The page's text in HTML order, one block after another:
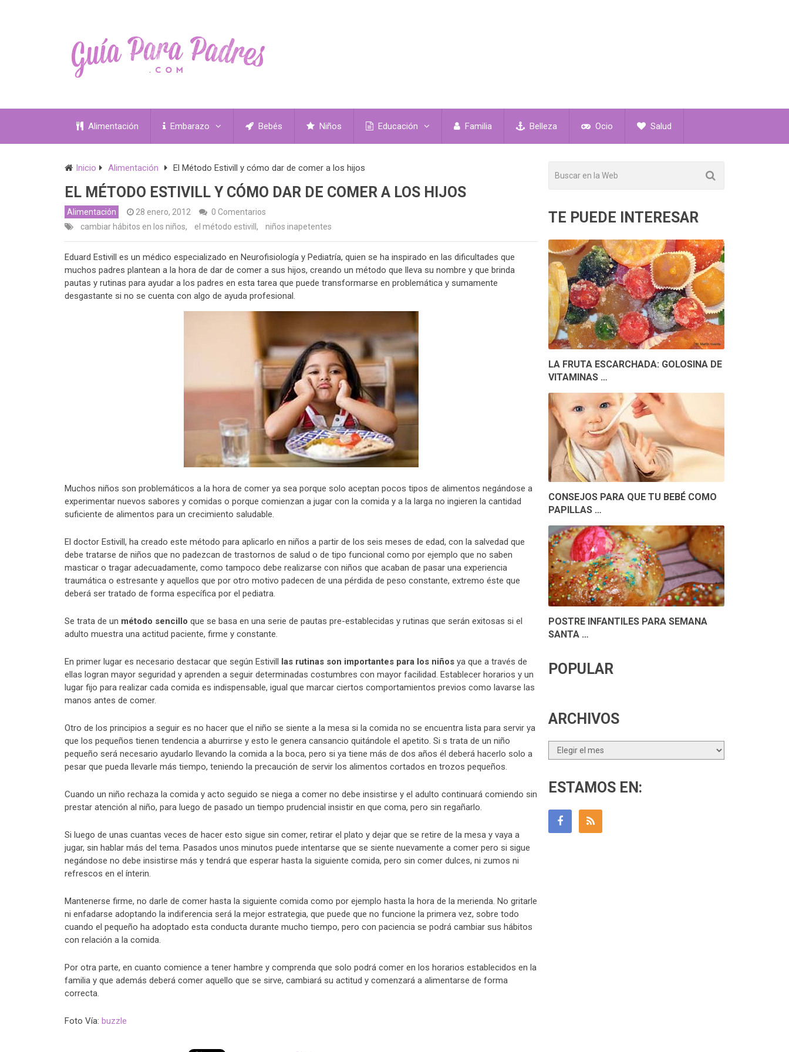
Alimentación Embarazo Bebés Niños Educación Familia Belleza Ocio Salud
Inicio Alimentación El Método Estivill y cómo dar de comer a los hijos
EL MÉTODO ESTIVILL Y CÓMO DAR DE COMER A LOS HIJOS
Alimentación 28 enero, 2012
0 Comentarios
cambiar hábitos en los niños, el método estivill , niños inapetentes
Eduard Estivill es un médico especializado en Neurofisiología y Pediatría, quien se ha inspirado en las dificultades que
muchos padres plantean a la hora de dar de comer a sus hijos, creando un método que lleva su nombre y que brinda
pautas y rutinas para ayudar a los padres en esta tarea que puede transformarse en problemática y sumamente
desgastante si no se cuenta con algo de ayuda profesional.
Muchos niños son problemáticos a la hora de comer ya sea porque solo aceptan pocos tipos de alimentos negándose a
experimentar nuevos sabores y comidas o porque comienzan a jugar con la comida y a la larga no ingieren la cantidad
suficiente de alimentos para un crecimiento saludable.
El doctor Estivill, ha creado este método para aplicarlo en niños a partir de los seis meses de edad, con la salvedad que
debe tratarse de niños que no padezcan de trastornos de salud o de tipo funcional como por ejemplo que no saben
masticar o tragar adecuadamente, como tampoco debe realizarse con niños que acaban de pasar una experiencia
traumática o estresante y aquellos que por otro motivo padecen de una pérdida de peso constante, extremo éste que
deberá ser tratado de forma específica por el pediatra.
Se trata de un método sencillo que se basa en una serie de pautas pre-establecidas y rutinas que serán exitosas si el
adulto muestra una actitud paciente, firme y constante.
En primer lugar es necesario destacar que según Estivill las rutinas son importantes para los niños ya que a través de
ellas logran mayor seguridad y aprenden a seguir determinadas costumbres con mayor facilidad. Establecer horarios y un
lugar fijo para realizar cada comida es indispensable, igual que marcar ciertos comportamientos previos como lavarse las
manos antes de comer.
Otro de los principios a seguir es no hacer que el niño se siente a la mesa si la comida no se encuentra lista para servir ya
que los pequeños tienen tendencia a aburrirse y esto le genera cansancio quitándole el apetito. Si s trata de un niño
pequeño será necesario ayudarlo llevando la comida a la boca, pero si ya tiene más de dos años él deberá hacerlo solo a
pesar que pueda llevarle más tiempo, teniendo la precaución de servir los alimentos cortados en trozos pequeños.
Cuando un niño rechaza la comida y acto seguido se niega a comer no debe insistirse y el adulto continuará comiendo sin
prestar atención al niño, para luego de pasado un tiempo prudencial insistir en que coma, pero sin regañarlo.
Si luego de unas cuantas veces de hacer esto sigue sin comer, retirar el plato y dejar que se retire de la mesa y vaya a
jugar, sin hablar más del tema. Pasados unos minutos puede intentarse que se siente nuevamente a comer pero si sigue
negándose no debe insistirse más y tendrá que esperar hasta la siguiente comida, pero sin comer dulces, ni zumos ni
refrescos en el ínterin.
Mantenerse firme, no darle de comer hasta la siguiente comida como por ejemplo hasta la hora de la merienda. No gritarle
ni enfadarse adoptando la indiferencia será la mejor estrategia, que puede que no funcione la primera vez, sobre todo
cuando el pequeño ha adoptado esta conducta durante mucho tiempo, pero con paciencia se podrá cambiar sus hábitos
con relación a la comida.
Por otra parte, en cuanto comience a tener hambre y comprenda que solo podrá comer en los horarios establecidos en la
familia y que además deberá comer aquello que se sirve, cambiará su actitud y comenzará a alimentarse de forma
correcta.
Foto Vía: buzzle
TE PUEDE INTERESAR
LA FRUTA ESCARCHADA: GOLOSINA DE
VITAMINAS …
CONSEJOS PARA QUE TU BEBÉ COMO
PAPILLAS …
POSTRE INFANTILES PARA SEMANA
SANTA …
POPULAR
ARCHIVOS
Archivos
ESTAMOS EN: